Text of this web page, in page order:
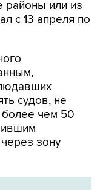
районы или из
с 13 апреля по
судов, не
чем 50
зону